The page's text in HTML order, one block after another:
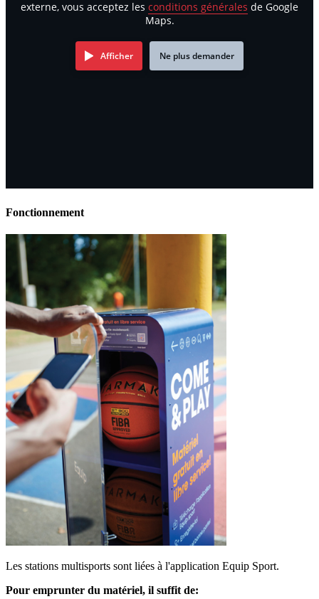
externe, vous acceptez les conditions générales de Google
Maps.
Afficher Ne plus demander
Fonctionnement
Les stations multisports sont liées à l'application Equip Sport.
Pour emprunter du matériel, il suffit de: